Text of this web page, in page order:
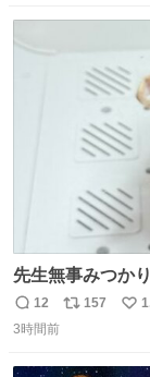
先生無事みつか
ずくまってまし
ん本当にありが
返
信
12
リ
157
い
3時間前